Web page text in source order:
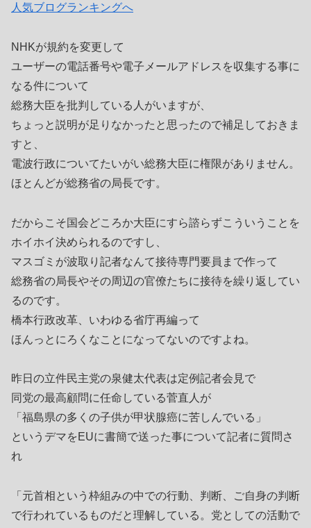
人気ブログランキングへ
NHKが規約を変更して
ユーザーの電話番号や電子メールアドレスを収集する事に
なる件について
総務大臣を批判している人がいますが、
ちょっと説明が足りなかったと思ったので補足しておきま
すと、
電波行政についてたいがい総務大臣に権限がありません。
ほとんどが総務省の局長です。
だからこそ国会どころか大臣にすら諮らずこういうことを
ホイホイ決められるのですし、
マスゴミが波取り記者なんて接待専門要員まで作って
総務省の局長やその周辺の官僚たちに接待を繰り返してい
るのです。
橋本行政改革、いわゆる省庁再編って
ほんっとにろくなことになってないのですよね。
昨日の立件民主党の泉健太代表は定例記者会見で
同党の最高顧問に任命している菅直人が
「福島県の多くの子供が甲状腺癌に苦しんでいる」
というデマをEUに書簡で送った事について記者に質問さ
れ
「元首相という枠組みの中での行動、判断、ご自身の判断
で行われているものだと理解している。党としての活動で